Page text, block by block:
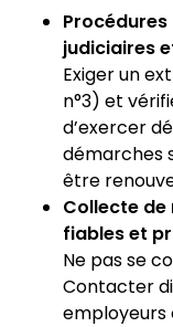
judiciaires
Exiger un
n°3) et
d’exercer
démarches
être
Collecte
fiables et
Ne pas se
Contacter
employeurs